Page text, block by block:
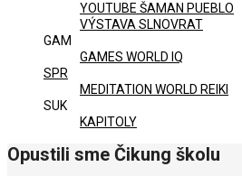
YOUTUBE ŠAMAN PUEBLO
VÝSTAVA SLNOVRAT
GAM
GAMES WORLD IQ
SPR
MEDITATION WORLD REIKI
SUK
KAPITOLY
Opustili sme Čikung školu